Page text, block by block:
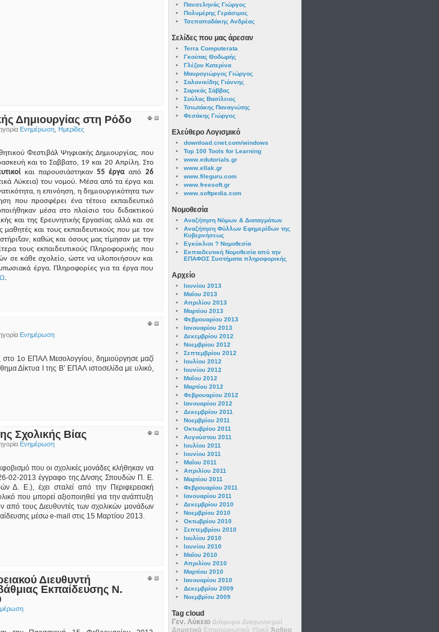
Δημιουργίας στη Ρόδο
Ενημέρωση Ημερίδες
Φεστιβάλ Ψηφιακής Δημιουργίας, που
και το Σαββατο, 19 και 20 Απρίλη. Στο
και παρουσιάστηκαν55 έργα από 26
Λύκεια) του νομού. Μέσα από τα έργα και
η επινόηση, η δημιουργικότητα των
που προσφέρει ένα τέτοιο εκπαιδευτικό
μέσα στο πλαίσιο του διδακτικού
και της Ερευνητικής Εργασίας αλλά και σε
και τους εκπαιδευτικούς που με τον
καθώς και όσους μας τίμησαν με την
τους εκπαιδευτικούς Πληροφορικής που
σε κάθε σχολείο, ώστε να υλοποιήσουν και
έργα. Πληροφορίες για τα έργα που
.
Ενημέρωση
στο 1ο ΕΠΑΛ Μεσολογγίου, δημιούργησε μαζί
Δίκτυα Ι της Β’ ΕΠΑΛ ιστοσελίδα με υλικό,
Σχολικής Βίας
Ενημέρωση
που οι σχολικές μονάδες κλήθηκαν να
02-2013 έγγραφο της Δ/νσης Σπουδών Π. Ε.
Δ. Ε.), έχει σταλεί από την Περιφερειακή
που μπορεί αξιοποιηθεί για την ανάπτυξη
από τους Διευθυντές των σχολικών μονάδων
μέσω e-mail στις 15 Μαρτίου 2013.
Διευθυντή
Εκπαίδευσης Ν.
Πανσεληνάς Γιώργος
Πολυμέρης Γεράσιμος
Τσεπαπαδάκης Ανδρέας
Σελίδες που μας άρεσαν
Terra Computerata
Γκούτας Θοδωρής
Γλέζου Κατερίνα
Μαυρογιώργος Γιώργος
Σαλονικίδης Γιάννης
Σαρικάς Σάββας
Σούλας Βασίλειος
Τσιωτάκης Παναγιώτης
Φεσάκης Γιώργος
Ελεύθερο Λογισμικό
download.cnet.com/windows
Top 100 Tools for Learning
www.edutorials.gr
www.ellak.gr
www.fileguru.com
www.freesoft.gr
www.softpedia.com
Νομοθεσία
Αναζήτηση Νόμων & Διαταγμάτων
Αναζήτηση Φύλλων Εφημερίδων της
Κυβερνήσεως
Εγκύκλιοι ? Νομοθεσία
Εκπαιδευτική Νομοθεσία από την
ΕΠΑΦΟΣ Συστήματα πληροφορικής
Αρχείο
Ιουνίου 2013
Μαΐου 2013
Απριλίου 2013
Μαρτίου 2013
Φεβρουαρίου 2013
Ιανουαρίου 2013
Δεκεμβρίου 2012
Νοεμβρίου 2012
Σεπτεμβρίου 2012
Ιουλίου 2012
Ιουνίου 2012
Μαΐου 2012
Μαρτίου 2012
Φεβρουαρίου 2012
Ιανουαρίου 2012
Δεκεμβρίου 2011
Νοεμβρίου 2011
Οκτωβρίου 2011
Αυγούστου 2011
Ιουλίου 2011
Ιουνίου 2011
Μαΐου 2011
Απριλίου 2011
Μαρτίου 2011
Φεβρουαρίου 2011
Ιανουαρίου 2011
Δεκεμβρίου 2010
Νοεμβρίου 2010
Οκτωβρίου 2010
Σεπτεμβρίου 2010
Ιουλίου 2010
Ιουνίου 2010
Μαΐου 2010
Απριλίου 2010
Μαρτίου 2010
Ιανουαρίου 2010
Δεκεμβρίου 2009
Νοεμβρίου 2009
Tag cloud
Γεν. Λύκειο Διάφορα Διαγωνισμοί
Δημοτικό Επιμορφωτικό Υλικό Άρθρα